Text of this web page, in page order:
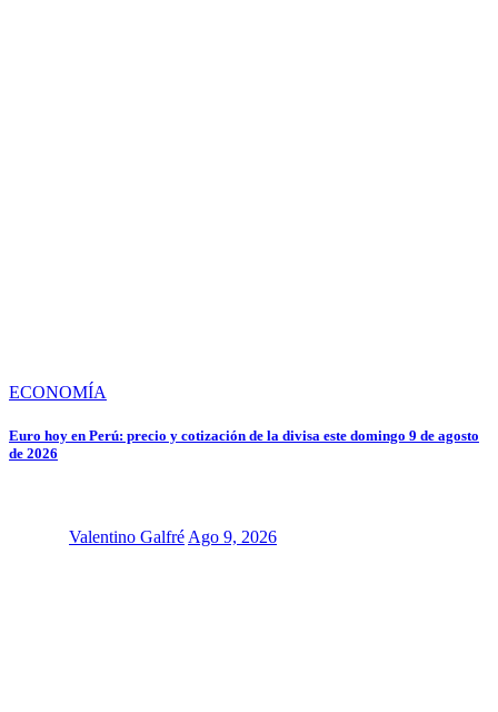
ECONOMÍA
Euro hoy en Perú: precio y cotización de la divisa este domingo 9 de agosto
de 2026
Valentino GalfréAgo 9, 2026